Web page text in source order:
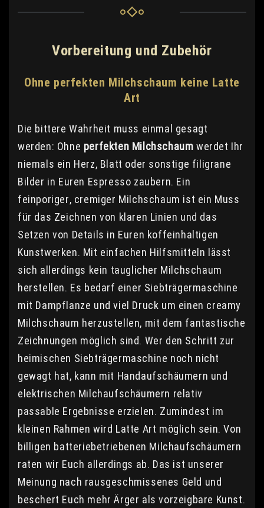
Vorbereitung und Zubehör
Ohne perfekten Milchschaum keine Latte
Art
Die bittere Wahrheit muss einmal gesagt
werden: Ohne perfekten Milchschaum werdet Ihr
niemals ein Herz, Blatt oder sonstige filigrane
Bilder in Euren Espresso zaubern. Ein
feinporiger, cremiger Milchschaum ist ein Muss
für das Zeichnen von klaren Linien und das
Setzen von Details in Euren koffeinhaltigen
Kunstwerken. Mit einfachen Hilfsmitteln lässt
sich allerdings kein tauglicher Milchschaum
herstellen. Es bedarf einer Siebträgermaschine
mit Dampflanze und viel Druck um einen creamy
Milchschaum herzustellen, mit dem fantastische
Zeichnungen möglich sind. Wer den Schritt zur
heimischen Siebträgermaschine noch nicht
gewagt hat, kann mit Handaufschäumern und
elektrischen Milchaufschäumern relativ
passable Ergebnisse erzielen. Zumindest im
kleinen Rahmen wird Latte Art möglich sein. Von
billigen batteriebetriebenen Milchaufschäumern
raten wir Euch allerdings ab. Das ist unserer
Meinung nach rausgeschmissenes Geld und
beschert Euch mehr Ärger als vorzeigbare Kunst.